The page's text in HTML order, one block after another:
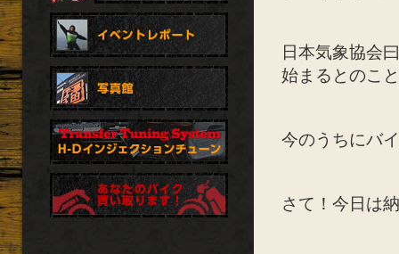
日本気象協会
始まるとのこ
今のうちにバ
さて！今日は